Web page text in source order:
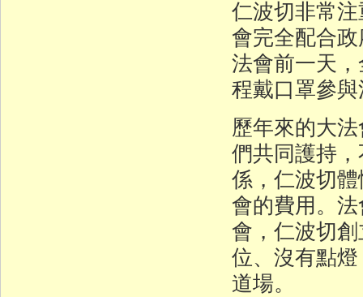
仁波切非常
會完全配合
法會前一天
程戴口罩參
歷年來的大
們共同護持
係，仁波切
會的費用。
會，仁波切
位、沒有點
道場。